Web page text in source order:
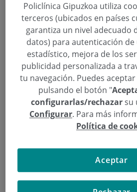
saludables, como son una
fibra, verduras, fruta... Dieta
No fumar, reducir al máximo el
alcohol, hacer ejercicio, reducir
descansar bien, disminuir los
tu vida.
Preguntas médicas sobre Kirurgia
¿Quieres saber más?
Policlínica Gipuzkoa utiliza
terceros (ubicados en países
garantiza un nivel adecuado
datos) para autenticación
estadístico, mejora de los
publicidad personalizada a
tu navegación. Puedes
pulsando el botón "
configurarlas/rechazarsu
Configurar. Para más
Política de
Aceptar